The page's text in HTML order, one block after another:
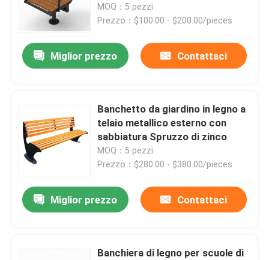
Casa.
Su di noi
Controllo della qualità
MOQ：5 pezzi
Prezzo：$100.00 - $200.00/pieces
Miglior prezzo Contattaci
Banchetto da giardino in legno a
telaio metallico esterno con
sabbiatura Spruzzo di zinco
MOQ：5 pezzi
Prezzo：$280.00 - $380.00/pieces
Miglior prezzo Contattaci
Banchiera di legno per scuole di